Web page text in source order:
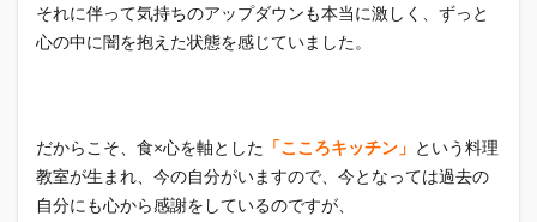
それに伴って気持ちのアップダウンも本当に激しく、ずっと
心の中に闇を抱えた状態を感じていました。
だからこそ、食×心を軸とした 「こころキッチン」 という料理
教室が生まれ、今の自分がいますので、今となっては過去の
自分にも心から感謝をしているのですが、